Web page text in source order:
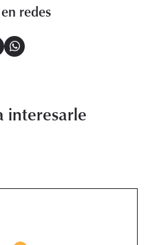
redes
interesarle